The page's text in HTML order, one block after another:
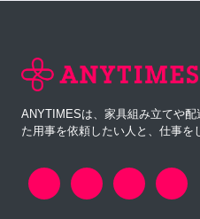
ANYTIMESは、家具組み立てや
た用事を依頼したい人と、仕事を